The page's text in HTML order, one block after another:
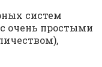
систем
очень простыми